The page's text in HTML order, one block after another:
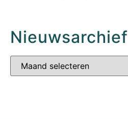
Nieuwsarchief